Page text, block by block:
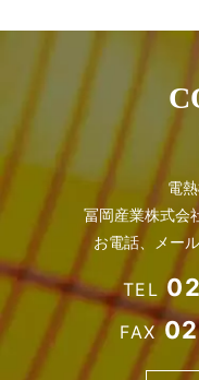
電
冨岡産業株式会
お電話、メー
TEL
FAX